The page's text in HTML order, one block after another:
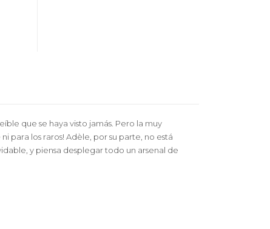
que se haya visto jamás. Pero la muy
para los raros! Adèle, por su parte, no está
y piensa desplegar todo un arsenal de